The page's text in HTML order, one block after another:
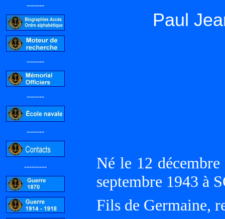
-------
-------
-------
-------
---------
Paul
Né le 12
septembre 1943 à
Fils de Germaine,